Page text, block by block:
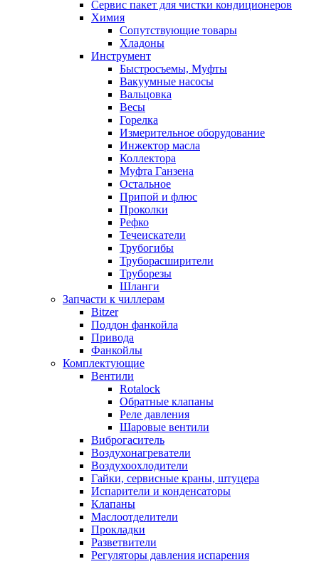
Сервис пакет для чистки кондиционеров
Химия
Сопутствующие товары
Хладоны
Инструмент
Быстросъемы, Муфты
Вакуумные насосы
Вальцовка
Весы
Горелка
Измерительное оборудование
Инжектор масла
Коллектора
Муфта Ганзена
Остальное
Припой и флюс
Проколки
Рефко
Течеискатели
Трубогибы
Труборасширители
Труборезы
Шланги
Запчасти к чиллерам
Bitzer
Поддон фанкойла
Привода
Фанкойлы
Комплектующие
Вентили
Rotalock
Обратные клапаны
Реле давления
Шаровые вентили
Виброгаситель
Воздухонагреватели
Воздухоохлодители
Гайки, сервисные краны, штуцера
Испарители и конденсаторы
Клапаны
Маслоотделители
Прокладки
Разветвители
Регуляторы давления испарения